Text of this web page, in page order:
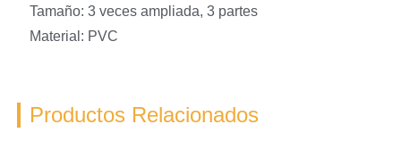
Tamaño: 3 veces ampliada, 3 partes
Material: PVC
Productos Relacionados